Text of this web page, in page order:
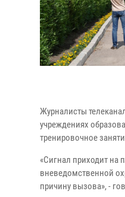
Журналисты
учреждениях
тренировочное
«Сигнал приходит на
вневедомственной
причину вызова», -